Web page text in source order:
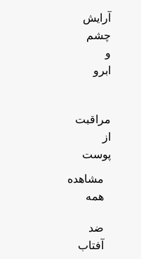
آرایش
چشم
و
ابرو
مراقبت
از
پوست
مشاهده
همه
ضد
آفتاب